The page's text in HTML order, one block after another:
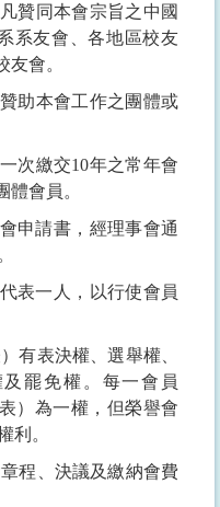
贊同本會宗旨之中國
系友會、各地區校友
友會。
助本會工作之團體或
次繳交10年之常年會
體會員。
申請書，經理事會通
表一人，以行使會員
有表決權、選舉權、
罷免權。每一會員
表）為一權，但榮譽會
利。
程、決議及繳納會費